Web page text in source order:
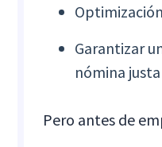
Garantizar
nómina justa
Pero antes de